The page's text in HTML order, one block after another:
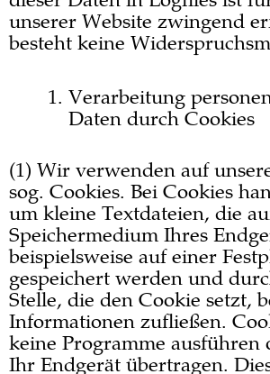
unserer Website zwingend
besteht keine
Verarbeitung
Daten durch Cookies
(1) Wir verwenden auf
sog. Cookies. Bei Cookies
um kleine Textdateien, die
Speichermedium Ihres
beispielsweise auf einer
gespeichert werden und
Stelle, die den Cookie setzt,
Informationen zufließen.
keine Programme ausführen
Ihr Endgerät übertragen.